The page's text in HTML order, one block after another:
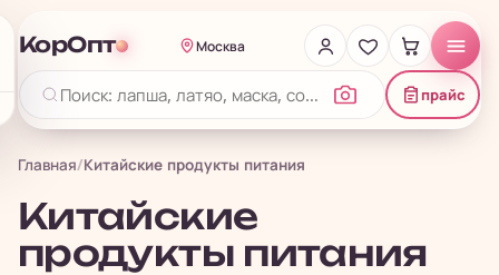
КорОпт Москва
прайс
Главная/Китайские продукты питания
Китайские
продукты питания